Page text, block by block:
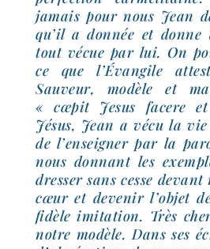
jamais pour nous Jean
qu’il a don­née et
tout vécue par lui. On
ce que l’Évangile
Sauveur, modèle et
« cœpit Jesus facere
Jésus, Jean a vécu la
de l’en­sei­gner par la
nous don­nant les
dres­ser sans cesse
cœur et deve­nir l’ob­jet
fidèle imi­ta­tion. Très
notre modèle. Dans ses